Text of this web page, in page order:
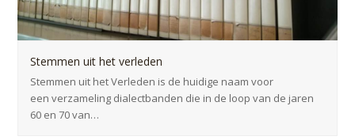
Stemmen uit het verleden
Stemmen uit het Verleden is de huidige naam voor
een verzameling dialectbanden die in de loop van de jaren
60 en 70 van…